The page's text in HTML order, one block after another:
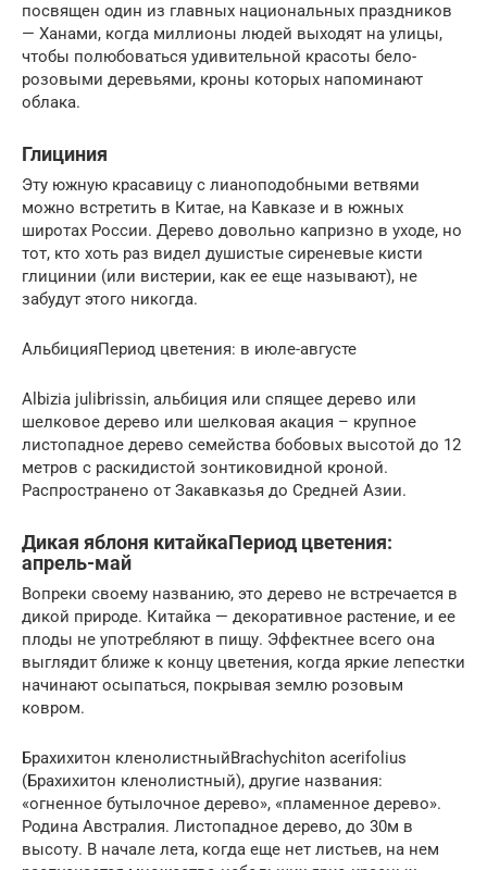
посвящен один из главных национальных праздников
— Ханами, когда миллионы людей выходят на улицы,
чтобы полюбоваться удивительной красоты бело-
розовыми деревьями, кроны которых напоминают
облака.
Глициния
Эту южную красавицу с лианоподобными ветвями
можно встретить в Китае, на Кавказе и в южных
широтах России. Дерево довольно капризно в уходе, но
тот, кто хоть раз видел душистые сиреневые кисти
глицинии (или вистерии, как ее еще называют), не
забудут этого никогда.
АльбицияПериод цветения: в июле-августе
Albizia julibrissin, альбиция или спящее дерево или
шелковое дерево или шелковая акация – крупное
листопадное дерево семейства бобовых высотой до 12
метров с раскидистой зонтиковидной кроной.
Распространено от Закавказья до Средней Азии.
Дикая яблоня китайкаПериод цветения:
апрель-май
Вопреки своему названию, это дерево не встречается в
дикой природе. Китайка — декоративное растение, и ее
плоды не употребляют в пищу. Эффектнее всего она
выглядит ближе к концу цветения, когда яркие лепестки
начинают осыпаться, покрывая землю розовым
ковром.
Брахихитон кленолистныйBrachychiton acerifolius
(Брахихитон кленолистный), другие названия:
«огненное бутылочное дерево», «пламенное дерево».
Родина Австралия. Листопадное дерево, до 30м в
высоту. В начале лета, когда еще нет листьев, на нем